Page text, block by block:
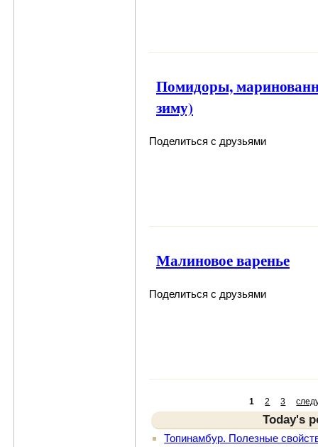
Помидоры,
зиму)
Поделиться с друзьями
Малиновое варенье
Поделиться с друзьями
1 2 3
Today's
Топинамбур. Полезные